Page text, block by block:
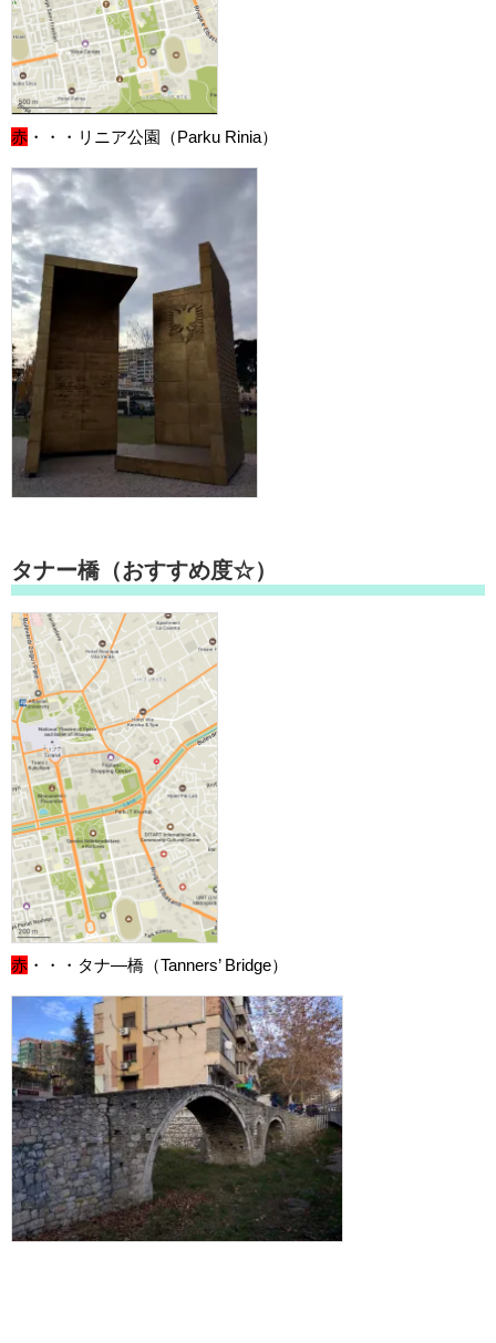
赤 ・・・リニア公園（Parku Rinia）
タナー橋（おすすめ度☆）
赤 ・・・タナ―橋（Tanners’ Bridge）